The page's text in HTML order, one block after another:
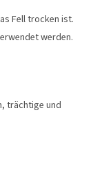
Fell trocken ist.
werden.
trächtige und